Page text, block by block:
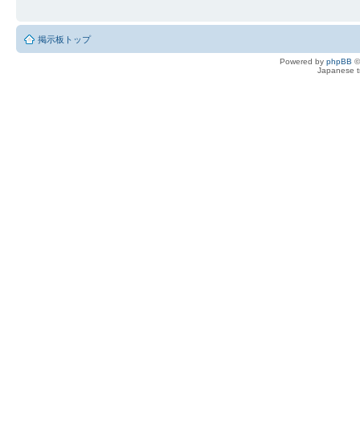
掲示板トップ
Powered by phpBB
Japanese